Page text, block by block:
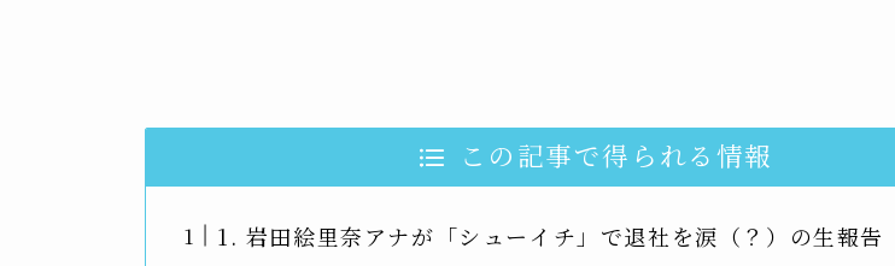
この記事で得られる情報
1. 岩田絵里奈アナが「シューイチ」で退社を涙（？）の生報告